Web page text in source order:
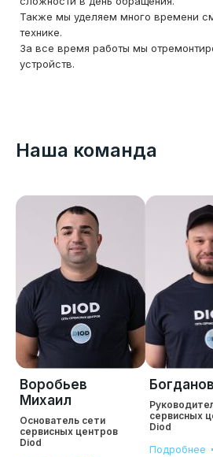
Также мы уделяем много времени
технике.
За все время работы мы
устройств.
Наша команда
Воробьев
Михаил
Основатель сети
сервисных центров
Diod
сервисных
Diod
Подробнее